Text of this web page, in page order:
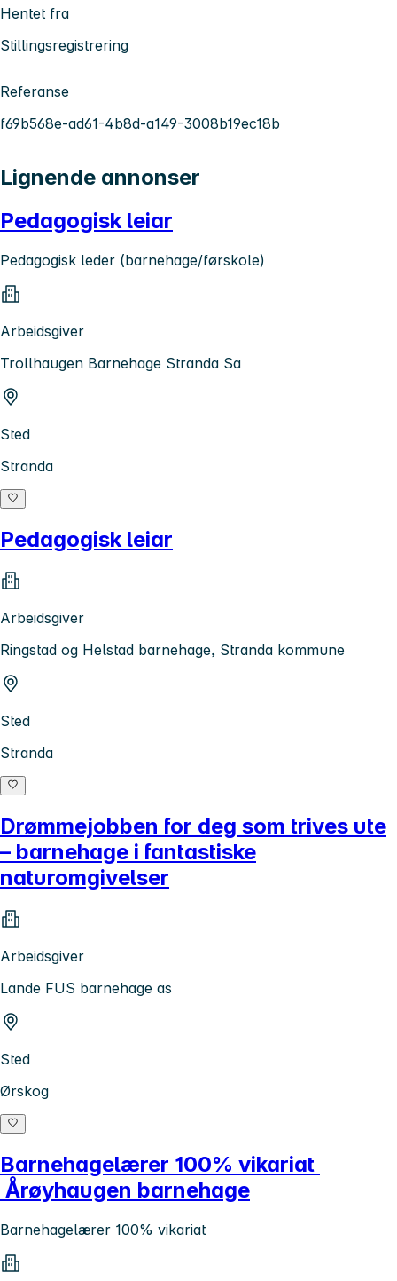
Hentet fra
Stillingsregistrering
Referanse
f69b568e-ad61-4b8d-a149-3008b19ec18b
Lignende annonser
Pedagogisk leiar
Pedagogisk leder (barnehage/førskole)
Arbeidsgiver
Trollhaugen Barnehage Stranda Sa
Sted
Stranda
Pedagogisk leiar
Arbeidsgiver
Ringstad og Helstad barnehage, Stranda kommune
Sted
Stranda
Drømmejobben for deg som trives ute
– barnehage i fantastiske
naturomgivelser
Arbeidsgiver
Lande FUS barnehage as
Sted
Ørskog
Barnehagelærer 100% vikariat
Årøyhaugen barnehage
Barnehagelærer 100% vikariat